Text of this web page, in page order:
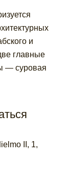
и
главные
— суровая
II, 1,